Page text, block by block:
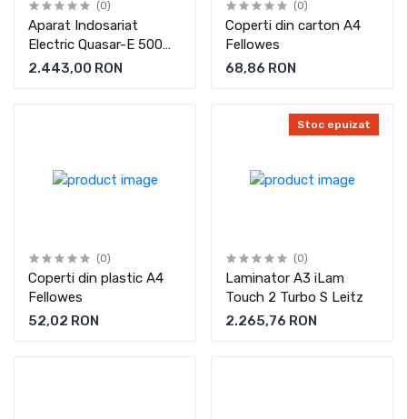
(0)
Aparat Indosariat
Electric Quasar-E 500
Fellowes
2.443,00 RON
(0)
Coperti din carton A4
Fellowes
68,86 RON
(0)
Coperti din plastic A4
Fellowes
52,02 RON
Stoc epuizat
(0)
Laminator A3 iLam
Touch 2 Turbo S Leitz
2.265,76 RON